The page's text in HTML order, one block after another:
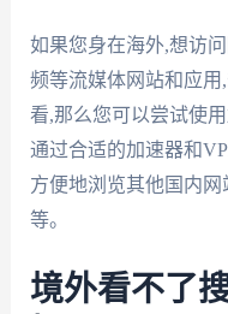
如果您身在海外,想访
频等流媒体网站和应
看,那么您可以尝试使
通过合适的加速器和
方便地浏览其他国内
等。
境外看不了